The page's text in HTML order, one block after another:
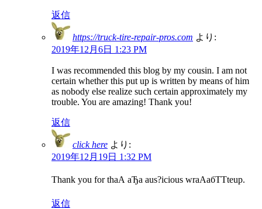
返信
https://truck-tire-repair-pros.com より:
2019年12月6日 1:23 PM
I was recommended this blog by my cousin. I am not
certain whether this put up is written by means of him
as nobody else realize such certain approximately my
trouble. You are amazing! Thank you!
返信
click here より:
2019年12月19日 1:32 PM
Thank you for thаА аЂа aus?icious wrаАабТТteup.
返信